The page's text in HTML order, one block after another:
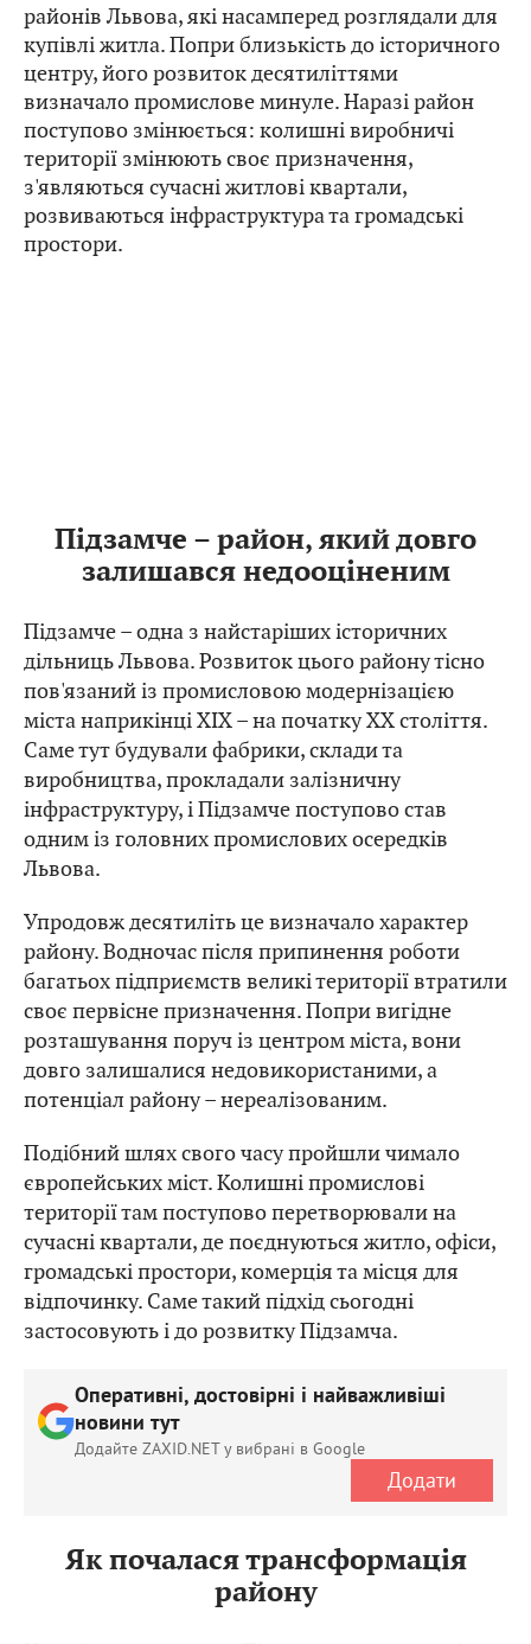
районів Львова, які насамперед розглядали для
купівлі житла. Попри близькість до історичного
центру, його розвиток десятиліттями
визначало промислове минуле. Наразі район
поступово змінюється: колишні виробничі
території змінюють своє призначення,
з'являються сучасні житлові квартали,
розвиваються інфраструктура та громадські
простори.
Підзамче – район, який довго
залишався недооціненим
Підзамче – одна з найстаріших історичних
дільниць Львова. Розвиток цього району тісно
пов'язаний із промисловою модернізацією
міста наприкінці XIX – на початку XX століття.
Саме тут будували фабрики, склади та
виробництва, прокладали залізничну
інфраструктуру, і Підзамче поступово став
одним із головних промислових осередків
Львова.
Упродовж десятиліть це визначало характер
району. Водночас після припинення роботи
багатьох підприємств великі території втратили
своє первісне призначення. Попри вигідне
розташування поруч із центром міста, вони
довго залишалися недовикористаними, а
потенціал району – нереалізованим.
Подібний шлях свого часу пройшли чимало
європейських міст. Колишні промислові
території там поступово перетворювали на
сучасні квартали, де поєднуються житло, офіси,
громадські простори, комерція та місця для
відпочинку. Саме такий підхід сьогодні
застосовують і до розвитку Підзамча.
Оперативні, достовірні і найважливіші
новини тут
Додайте ZAXID.NET у вибрані в Google
Додати
Як почалася трансформація
району